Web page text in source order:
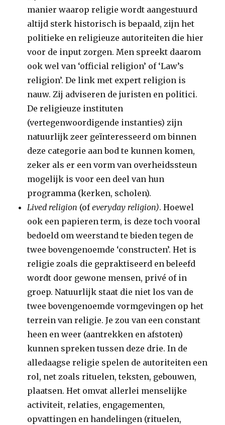
manier waarop religie wordt aangestuurd
altijd sterk historisch is bepaald, zijn het
politieke en religieuze autoriteiten die hier
voor de input zorgen. Men spreekt daarom
ook wel van ‘official religion’ of ‘Law’s
religion’. De link met expert religion is
nauw. Zij adviseren de juristen en politici.
De religieuze instituten
(vertegenwoordigende instanties) zijn
natuurlijk zeer geïnteresseerd om binnen
deze categorie aan bod te kunnen komen,
zeker als er een vorm van overheidssteun
mogelijk is voor een deel van hun
programma (kerken, scholen).
Lived religion (ofeveryday religion). Hoewel
ook een papieren term, is deze toch vooral
bedoeld om weerstand te bieden tegen de
twee bovengenoemde ‘constructen’. Het is
religie zoals die gepraktiseerd en beleefd
wordt door gewone mensen, privé of in
groep. Natuurlijk staat die niet los van de
twee bovengenoemde vormgevingen op het
terrein van religie. Je zou van een constant
heen en weer (aantrekken en afstoten)
kunnen spreken tussen deze drie. In de
alledaagse religie spelen de autoriteiten een
rol, net zoals rituelen, teksten, gebouwen,
plaatsen. Het omvat allerlei menselijke
activiteit, relaties, engagementen,
opvattingen en handelingen (rituelen,